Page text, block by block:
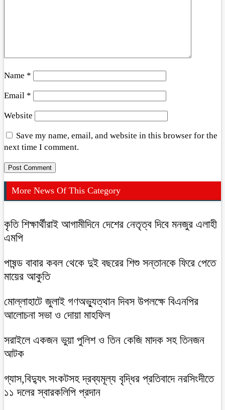
Name *
Email *
Website
Save my name, email, and website in this browser for the
next time I comment.
More News Of This Category
কৃতি শিক্ষার্থীরাই আগামীদিনে দেশের নেতৃত্ব দিবে মনজুর এলাহী
এমপি
পাষন্ড বাবার কবল থেকে দুই বছরের শিশু সন্তানকে ফিরে পেতে
মায়ের আকুতি
মোল্লাহাটে জুলাই গণঅভ্যুত্থান দিবস উপলক্ষে বিএনপির
আলোচনা সভা ও দোয়া মাহফিল
সরাইলে একজন ভুয়া পুলিশ ও তিন কেজি মাদক সহ তিনজন
আটক
গ্যাস,বিদ্যুৎ সংকটসহ দ্রব্যমূল্য বৃদ্ধির প্রতিবাদে নরসিংদীতে
১১ দলের স্বারকলিপি প্রদান